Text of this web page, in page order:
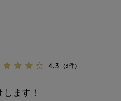
4.3 (3件)
ます！